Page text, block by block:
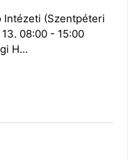
Intézeti (Szentpéteri
08:00 - 15:00
H…